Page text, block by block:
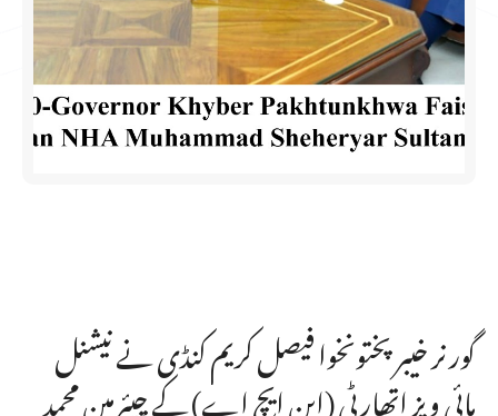
گورنر خیبرپختونخوا فیصل کریم کنڈی نے نیشنل
ہائی ویز اتھارٹی (این ایچ اے) کے چیئرمین محمد